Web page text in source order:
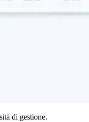
di gestione.